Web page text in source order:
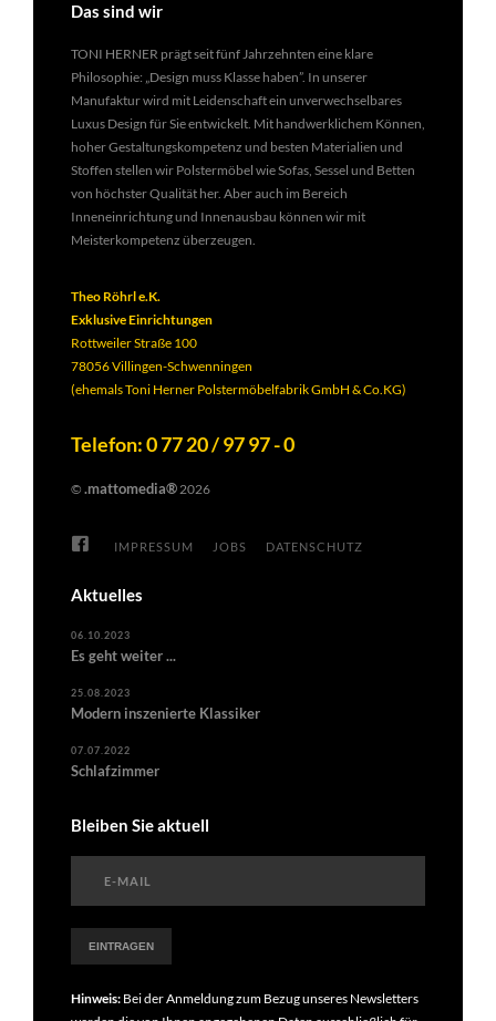
Das sind wir
TONI HERNER prägt seit fünf Jahrzehnten eine klare
Philosophie: „Design muss Klasse haben”. In unserer
Manufaktur wird mit Leidenschaft ein unverwechselbares
Luxus Design für Sie entwickelt. Mit handwerklichem Können,
hoher Gestaltungskompetenz und besten Materialien und
Stoffen stellen wir Polstermöbel wie Sofas, Sessel und Betten
von höchster Qualität her. Aber auch im Bereich
Inneneinrichtung und Innenausbau können wir mit
Meisterkompetenz überzeugen.
Theo Röhrl e.K.
Exklusive Einrichtungen
Rottweiler Straße 100
78056 Villingen-Schwenningen
(ehemals Toni Herner Polstermöbelfabrik GmbH & Co.KG)
Telefon: 0 77 20 / 97 97 - 0
© .mattomedia®2026
IMPRESSUM JOBS DATENSCHUTZ
Aktuelles
06.10.2023
Es geht weiter ...
25.08.2023
Modern inszenierte Klassiker
07.07.2022
Schlafzimmer
Bleiben Sie aktuell
Hinweis: Bei der Anmeldung zum Bezug unseres Newsletters